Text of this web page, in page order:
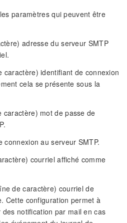
paramètres qui peuvent être
adresse du serveur SMTP
caractère) identifiant de connexion
cela se présente sous la
caractère) mot de passe de
connexion au serveur SMTP.
courriel affiché comme
de caractère) courriel de
Cette configuration permet à
des notification par mail en cas